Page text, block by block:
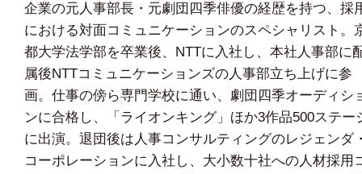
企業の元人事部長・元劇団四季俳優の経歴を持つ、採
における対面コミュニケーションのスペシャリスト。
都大学法学部を卒業後、NTTに入社し、本社人事部に
属後NTTコミュニケーションズの人事部立ち上げに参
画。仕事の傍ら専門学校に通い、劇団四季オーディシ
ンに合格し、「ライオンキング」ほか3作品500ステー
に出演。退団後は人事コンサルティングのレジェンダ
コーポレーションに入社し、大小数十社への人材採用